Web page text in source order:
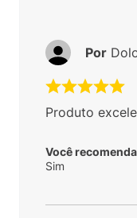
Produto
Você
Sim
Por